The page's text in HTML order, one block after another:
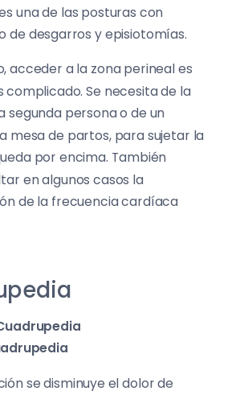
una de las posturas con
de desgarros y episiotomías.
acceder a la zona perineal es
complicado. Se necesita de la
segunda persona o de un
mesa de partos, para sujetar la
por encima. También
en algunos casos la
de la frecuencia cardíaca
se disminuye el dolor de